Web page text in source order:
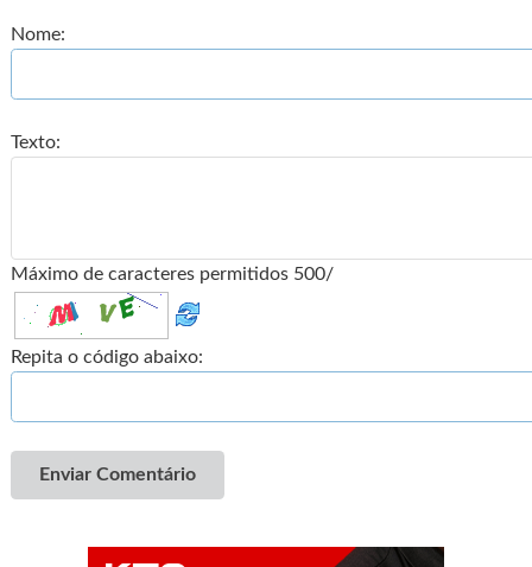
Nome:
Texto:
Máximo de caracteres permitidos 500/
Repita o código abaixo:
Enviar Comentário